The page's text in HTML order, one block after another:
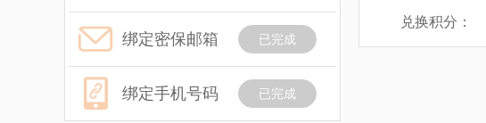
已完成
绑定密保邮箱
已完成
绑定手机号码
兑换积分：